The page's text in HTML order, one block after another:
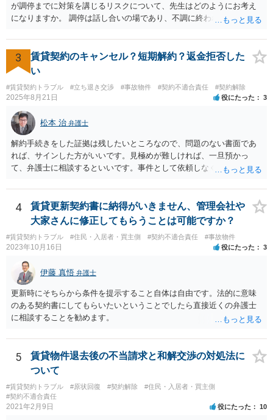
が調停までに対策を講じるリスクについて、先生はどのようにお考え
になりますか。 調停は話し合いの場であり、不調に終われば訴訟で解
いう姑息な手段は使えませんし、公平かつ納得のできる解決というの
は、当事者と裁判所が同じ主張と証拠関係を踏まえた上で初めて実現
できるものだと考えます。 > 2.また、開示する範囲や内容の見せ方に
弁護士によって考え方が異なるかもしれませんが、資料の一部を相手
に見せないという行動は、その資料（や隠している部分）には提出者
にとって不利な事実が隠されているという推認を働かせることに繋が
るリスクがあります（もちろん、争点と全く無関係な部分をマスキン
グ等することはありますが、それは手続戦略とは別の問題です）。 裁
判所は公平な第三者であり、調停委員会に与える心証も考慮する必要
があります。手続を有利に進めたいのであれば、証拠の出し方より
も、どのような反論でも対応できるように自身の主張をきちんと押さ
え、説得力のある説明と資料を用意することだと思います。 ただ、今
回提出を予定している資料がどのようなものであるのか、争点とどの
ような関係があるのか、なぜ調停を選択したのか等の個別事情によっ
て具体的なに採るべき手段は変わってくるため、上記はあくまで個別
事情を踏まえない一般論としてご理解いただき、本件でどのように対
応すべきであるかについては弁護士へ直接相談された方がよいと思い
ます。
3
賃貸契約のキャンセル？短期解約？返金拒否した
い
#賃貸契約トラブル #立ち退き交渉 #事故物件 #契約不適合責任 #契約解除
2025年8月21日 役にたった 3
松本 治 弁護士
解約手続きをした証拠は残したいところなので、問題のない書面であ
れば、サインした方がいいです。見極めが難しければ、一旦預かっ
て、弁護士に相談するといいです。事件として依頼しなくても、それ
4
賃貸更新契約書に納得がいきません、管理会社や
大家さんに修正してもらうことは可能ですか？
#賃貸契約トラブル #住民・入居者・買主側 #契約不適合責任 #事故物件
2023年10月16日 役にたった 3
伊藤 真悟 弁護士
更新時にそちらから条件を提示すること自体は自由です。法的に意味
のある契約書にしてもらいたいということでしたら直接近くの弁護士
に相談することを勧めます。
5
賃貸物件退去後の不当請求と和解交渉の対処法に
ついて
#賃貸契約トラブル #原状回復 #契約解除
#住民・入居者・買主側
#契約不適合責任
2021年2月9日 役にたった 10